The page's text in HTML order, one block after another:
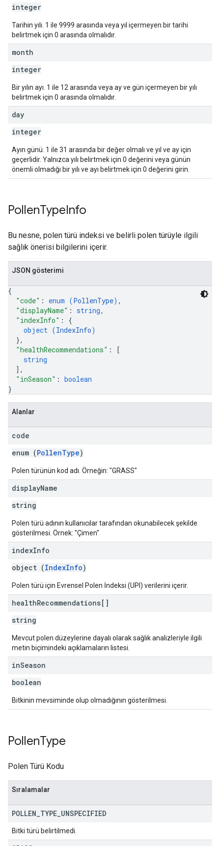
integer
Tarihin yılı. 1 ile 9999 arasında veya yıl içermeyen bir tarihi
belirtmek için 0 arasında olmalıdır.
month
integer
Bir yılın ayı. 1 ile 12 arasında veya ay ve gün içermeyen bir yılı
belirtmek için 0 arasında olmalıdır.
day
integer
Ayın günü. 1 ile 31 arasında bir değer olmalı ve yıl ve ay için
geçerlidir. Yalnızca yılı belirtmek için 0 değerini veya günün
önemli olmadığı bir yılı ve ayı belirtmek için 0 değerini girin.
PollenTypeInfo
Bu nesne, polen türü indeksi ve belirli polen türüyle ilgili
sağlık önerisi bilgilerini içerir.
JSON gösterimi
{
"code" : enum (PollenType) ,
"displayName" : string,
"indexInfo" : {
object (IndexInfo)
},
"healthRecommendations" :
[
string
] ,
"inSeason" : boolean
}
Alanlar
code
enum (PollenType)
Polen türünün kod adı. Örneğin: "GRASS"
displayName
string
Polen türü adının kullanıcılar tarafından okunabilecek şekilde
gösterilmesi. Örnek: "Çimen"
indexInfo
object (IndexInfo)
Polen türü için Evrensel Polen İndeksi (UPI) verilerini içerir.
healthRecommendations[]
string
Mevcut polen düzeylerine dayalı olarak sağlık analizleriyle ilgili
metin biçimindeki açıklamaların listesi.
inSeason
boolean
Bitkinin mevsiminde olup olmadığının gösterilmesi.
PollenType
Polen Türü Kodu
Sıralamalar
POLLEN TYPE UNSPECIFIED
Bitki türü belirtilmedi.